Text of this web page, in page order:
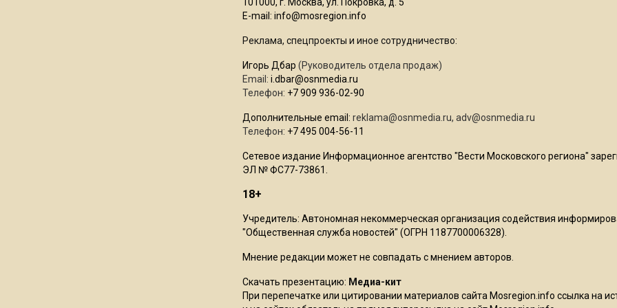
E-mail: info@mosregion.info
Реклама, спецпроекты и иное сотрудничество:
Игорь Дбар (Руководитель отдела продаж)
Email: i.dbar@osnmedia.ru
Телефон: +7 909 936-02-90
Дополнительные email: reklama@osnmedia.ru, adv@osnmedia.ru
Телефон: +7 495 004-56-11
Сетевое издание Информационное агентство "Вести Московского региона"
ЭЛ № ФС77-73861.
18+
Учредитель: Автономная некоммерческая организация содействия
"Общественная служба новостей" (ОГРН 1187700006328).
Мнение редакции может не совпадать с мнением авторов.
Скачать презентацию: Медиа-кит
При перепечатке или цитировании материалов сайта Mosregion.info ссылка на